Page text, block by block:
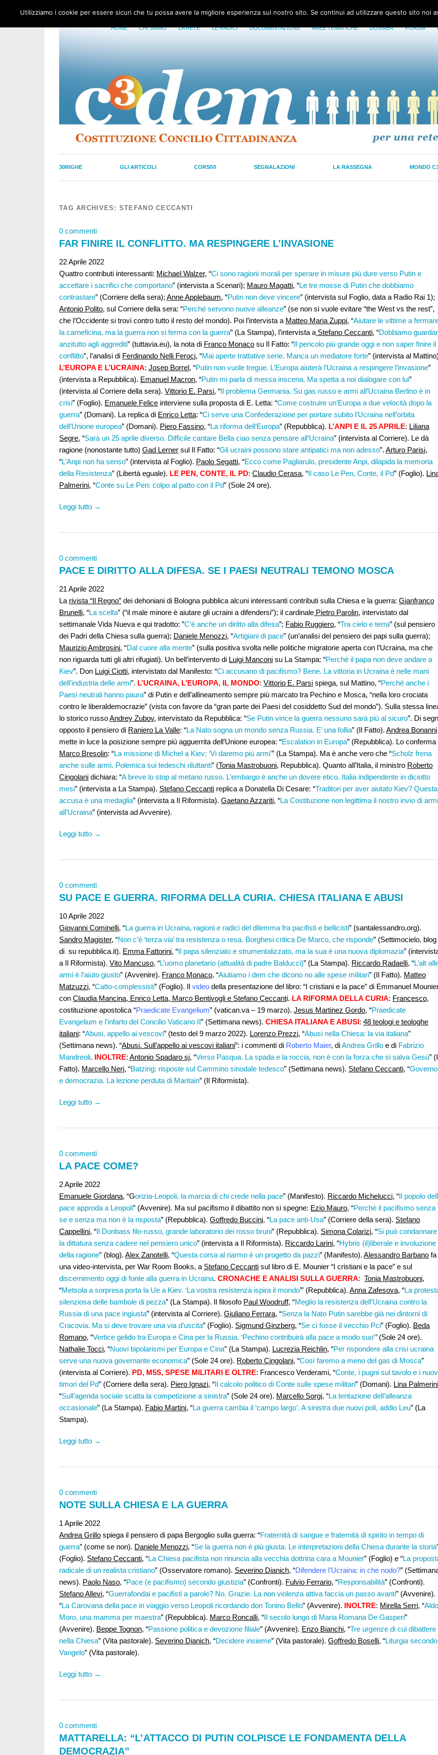
HOME CHI SIAMO LA RETE LE RADICI DOCUMENTAZIONE AREE TEMATICHE DOSSIER FORUM
30RIGHE GLI ARTICOLI CORSIVI SEGNALAZIONI LA RASSEGNA MONDO
TAG ARCHIVES: STEFANO CECCANTI
0 commenti
FAR FINIRE IL CONFLITTO. MA RESPINGERE L’INVASIONE
22 Aprile 2022
Quattro contributi interessanti: Michael Walzer, “Ci sono ragioni morali per sperare in misure più dure verso Putin e
accettare i sacrifici che comportano” (intervista a Scenari); Mauro Magatti, “Le tre mosse di Putin che dobbiamo
contrastare” (Corriere della sera); Anne Applebaum, “Putin non deve vincere” (intervista sul Foglio, data a Radio Rai 1);
Antonio Polito, sul Corriere della sera: “Perché servono nuove alleanze” (se non si vuole evitare “the West vs the rest”,
che l’Occidente si trovi contro tutto il resto del mondo). Poi l’intervista a Matteo Maria Zuppi, “Aiutare le vittime a
la carneficina, ma la guerra non si ferma con la guerra” (La Stampa), l’intervista a Stefano Ceccanti, “Dobbiamo
anzitutto agli aggrediti” (tuttavia.eu), la nota di Franco Monaco su Il Fatto: “Il pericolo più grande oggi e non saper finire il
conflitto”, l’analisi di Ferdinando Nelli Feroci, “Mai aperte trattative serie. Manca un mediatore forte” (intervista al
L’EUROPA E L’UCRAINA: Josep Borrel, “Putin non vuole tregue. L’Europa aiuterà l’Ucraina a respingere l’invasione”
(intervista a Repubblica). Emanuel Macron, “Putin mi parla di messa inscena. Ma spetta a noi dialogare con lui”
(intervista al Corriere della sera). Vittorio E. Parsi, “Il problema Germania. Su gas russo e armi all’Ucraina Berlino è in
crisi” (Foglio). Emanuele Felice interviene sulla proposta di E. Letta: “Come costruire un’Europa a due velocità dopo la
guerra” (Domani). La replica di Enrico Letta: “Ci serve una Confederazione per portare subito l’Ucraina nell’orbita
dell’Unione europea” (Domani). Piero Fassino, “La riforma dell’Europa” (Repubblica). L’ANPI E IL 25 APRILE: Liliana
Segre, “Sarà un 25 aprile diverso. Difficile cantare Bella ciao senza pensare all’Ucraina” (intervista al Corriere). Le dà
ragione (nonostante tutto) Gad Lerner sul Il Fatto: “Gli ucraini possono stare antipatici ma non adesso”. Arturo Parisi,
“L’Anpi non ha senso” (intervista al Foglio). Paolo Segatti, “Ecco come Pagliarulo, presidente Anpi, dilapida la memoria
della Resistenza” (Libertà eguale). LE PEN, CONTE, IL PD: Claudio Cerasa, “Il caso Le Pen, Conte, il Pd” (Foglio).
Palmerini, “Conte su Le Pen: colpo al patto con il Pd” (Sole 24 ore).
Leggi tutto →
0 commenti
PACE E DIRITTO ALLA DIFESA. SE I PAESI NEUTRALI TEMONO MOSCA
21 Aprile 2022
La rivista “Il Regno” dei dehoniani di Bologna pubblica alcuni interessanti contributi sulla Chiesa e la guerra: Gianfranco
Brunelli, “La scelta” (“il male minore è aiutare gli ucraini a difendersi”); il cardinale Pietro Parolin, intervistato dal
settimanale Vida Nueva e qui tradotto: ”C’è anche un diritto alla difesa”; Fabio Ruggiero, “Tra cielo e terra” (sul pensiero
dei Padri della Chiesa sulla guerra); Daniele Menozzi, “Artigiani di pace” (un’analisi del pensiero dei papi sulla guerra);
Maurizio Ambrosini, “Dal cuore alla mente” (sulla positiva svolta nelle politiche migratorie aperta con l’Ucraina, ma che
non riguarda tutti gli altri rifugiati). Un bell’intervento di Luigi Manconi su La Stampa: “Perché il papa non deve andare a
Kiev”. Don Luigi Ciotti, intervistato dal Manifesto: “Ci accusano di pacifismo? Bene. La vittoria in Ucraina è nelle mani
dell’industria delle armi”. L’UCRAINA, L’EUROPA, IL MONDO: Vittorio E. Parsi spiega, sul Mattino, “Perché anche i
Paesi neutrali hanno paura” di Putin e dell’allineamento sempre più marcato tra Pechino e Mosca, “nella loro crociata
contro le liberaldemocrazie” (vista con favore da “gran parte dei Paesi del cosiddetto Sud del mondo”). Sulla stessa
lo storico russoAndrey Zubov, intervistato da Repubblica: “Se Putin vince la guerra nessuno sarà più al sicuro”. Di
opposto il pensiero di Raniero La Valle: “La Nato sogna un mondo senza Russia. E’ una follia” (Il Fatto). Andrea Bonanni
mette in luce la posizione sempre più agguerrita dell’Unione europea: “Escalation in Europa” (Repubblica). Lo conferma
Marco Bresolin: “La missione di Michel a Kiev: ‘Vi daremo più armi’” (La Stampa). Ma è anche vero che “Scholz frena
anche sulle armi. Polemica sui tedeschi riluttanti” (Tonia Mastrobuoni, Repubblica). Quanto all’Italia, il ministro Roberto
Cingolani dichiara: “A breve lo stop al metano russo. L’embargo è anche un dovere etico. Italia indipendente in diciotto
mesi” (intervista a La Stampa). Stefano Ceccanti replica a Donatella Di Cesare: “Traditori per aver aiutato Kiev? Questa
accusa è una medaglia” (intervista a Il Riformista). Gaetano Azzariti, “La Costituzione non legittima il nostro invio di armi
all’Ucraina” (intervista ad Avvenire).
Leggi tutto →
0 commenti
SU PACE E GUERRA. RIFORMA DELLA CURIA. CHIESA ITALIANA E ABUSI
10 Aprile 2022
Giovanni Cominelli, “La guerra in Ucraina, ragioni e radici del dilemma fra pacifisti e bellicisti” (santalessandro.org).
Sandro Magister, “Non c’è ‘terza via’ tra resistenza o resa. Borghesi critica De Marco, che risponde” (Settimocielo, blog
di su repubblica.it). Emma Fattorini, “Il papa silenziato e strumentalizzato, ma la sua è una nuova diplomazia”
a Il Riformista). Vito Mancuso, “L’uomo planetario (attualità di padre Balducci)” (La Stampa). Riccardo Radaelli, “L’alt
armi è l’aiuto giusto” (Avvenire). Franco Monaco, “Aiutiamo i dem che dicono no alle spese militari” (Il Fatto). Matteo
Matzuzzi, “Catto-complessisti” (Foglio). Il video della presentazione del libro: “I cristiani e la pace” di Emmanuel
con Claudia Mancina, Enrico Letta, Marco Bentivogli e Stefano Ceccanti. LA RIFORMA DELLA CURIA: Francesco,
costituzione apostolica “Praedicate Evangelium” (vatican.va – 19 marzo). Jesus Martinez Gordo, “Praedicate
Evangelium e l’infarto del Concilio Vaticano II” (Settimana news). CHIESA ITALIANA E ABUSI: 48 teologi e teologhe
italiani: “Abusi, appello ai vescovi” (testo del 9 marzo 2022). Lorenzo Prezzi, “Abusi nella Chiesa: la via italiana”
(Settimana news). “Abusi. Sull’appello ai vescovi italiani”: i commenti di Roberto Maier, diAndrea Grillo e di Fabrizio
Mandreoli. INOLTRE: Antonio Spadaro sj, “Verso Pasqua. La spada e la roccia, non è con la forza che si salva Gesù”
Fatto). Marcello Neri, “Batzing: risposte sul Cammino sinodale tedesco” (Settimana news). Stefano Ceccanti, “Governo
e democrazia. La lezione perduta di Maritain” (Il Riformista).
Leggi tutto →
0 commenti
LA PACE COME?
2 Aprile 2022
Emanuele Giordana, “Gorizia-Leopoli, la marcia di chi crede nella pace” (Manifesto). Riccardo Michelucci, “Il popolo
pace approda a Leopoli” (Avvenire). Ma sul pacifismo il dibattito non si spegne: Ezio Mauro, “Perché il pacifismo senza
se e senza ma non è la risposta” (Repubblica). Goffredo Buccini, “La pace anti-Usa” (Corriere della sera). Stefano
Cappellini, “Il Donbass filo-russo, grande laboratorio dei rosso bruni” (Repubblica). Simona Colarizi, “Si può condannare
la dittatura senza cadere nel pensiero unico” (intervista a Il Riformista). Riccardo Larini, “Hybris (il)liberale e involuzione
della ragione” (blog). Alex Zanotelli, “Questa corsa al riarmo è un progetto da pazzi” (Manifesto). Alessandro Barbano fa
una video-intervista, per War Room Books, a Stefano Ceccanti sul libro di E. Mounier “I cristiani e la pace” e sul
discernimento oggi di fonte alla guerra in Ucraina. CRONACHE E ANALISI SULLA GUERRA: Tonia Mastrobuoni,
“Metsola a sorpresa porta la Ue a Kiev. ‘La vostra resistenza ispira il mondo’” (Repubblica). Anna Zafesova, “La
silenziosa delle bambole di pezza” (La Stampa). Il filosofo Paul Woodruff, “Meglio la resistenza dell’Ucraina contro la
Russia di una pace ingiusta” (intervista al Corriere). Giuliano Ferrara, “Senza la Nato Putin sarebbe già nei dintorni di
Cracovia. Ma si deve trovare una via d’uscita” (Foglio). Sigmund Ginzberg, “Se ci fosse il vecchio Pci” (Foglio). Beda
Romano, “Vertice gelido tra Europa e Cina per la Russia. ‘Pechino contribuirà alla pace a modo suo”’ (Sole 24 ore).
Nathalie Tocci, “Nuovi bipolarismi per Europa e Cina” (La Stampa). Lucrezia Reichlin, “Per rispondere alla crisi ucraina
serve una nuova governante economica” (Sole 24 ore). Roberto Cingolani, “Così faremo a meno del gas di Mosca”
(intervista al Corriere). PD, M5S, SPESE MILITARI E OLTRE: Francesco Verderami, “Conte, i pugni sul tavolo e i
timori del Pd” (Corriere della sera). Piero Ignazi, “Il calcolo politico di Conte sulle spese militari” (Domani). Lina Palmerini
“Sull’agenda sociale scatta la competizione a sinistra” (Sole 24 ore). Marcello Sorgi, “La tentazione dell’alleanza
occasionale” (La Stampa). Fabio Martini, “La guerra cambia il ‘campo largo’. A sinistra due nuovi poli, addio Leu” (La
Stampa).
Leggi tutto →
0 commenti
NOTE SULLA CHIESA E LA GUERRA
1 Aprile 2022
Andrea Grillo spiega il pensiero di papa Bergoglio sulla guerra: “Fraternità di sangue e fraternità di spirito in tempo di
guerra” (come se non). Daniele Menozzi, “Se la guerra non è più giusta. Le interpretazioni della Chiesa durante la storia
(Foglio). Stefano Ceccanti, “La Chiesa pacifista non rinuncia alla vecchia dottrina cara a Mounier” (Foglio) e “La
radicale di un realista cristiano” (Osservatore romano). Severino Dianich, “Difendere l’Ucraina: in che nodo?”
news). Paolo Naso, “Pace (e pacifismo) secondo giustizia” (Confronti). Fulvio Ferrario, “Responsabilità” (Confronti).
Stefano Allevi, “Guerrafondai e pacifisti a parole? No. Grazie. La non violenza attiva faccia un passo avanti” (Avvenire).
“La Carovana della pace in viaggio verso Leopoli ricordando don Tonino Bello” (Avvenire). INOLTRE: Mirella Serri, “Aldo
Moro, una mamma per maestra” (Repubblica). Marco Roncalli, “Il secolo lungo di Maria Romana De Gasperi”
(Avvenire). Beppe Tognon, “Passione politica e devozione filiale” (Avvenire). Enzo Bianchi, “Tre urgenze di cui dibattere
nella Chiesa” (Vita pastorale). Severino Dianich, “Decidere insieme” (Vita pastorale). Goffredo Boselli, “Liturgia
Vangelo” (Vita pastorale).
Leggi tutto →
0 commenti
MATTARELLA: “L’ATTACCO DI PUTIN COLPISCE LE FONDAMENTA DELLA
DEMOCRAZIA”
Utilizziamo i cookie per essere sicuri che tu possa avere la migliore esperienza sul nostro sito. Se continui ad utilizzare questo sito noi